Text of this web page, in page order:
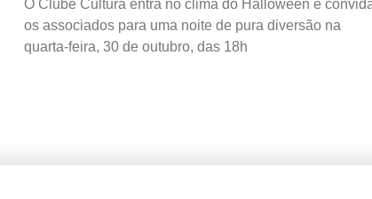
O Clube Cultura entra no clima do Halloween e
os associados para uma noite de pura diversão na
quarta-feira, 30 de outubro, das 18h